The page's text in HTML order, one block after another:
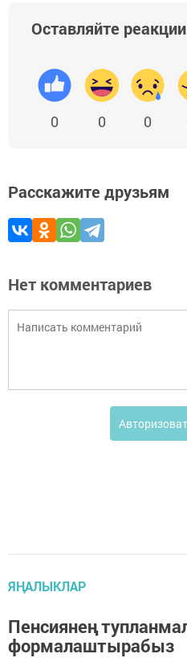
Оставляйте реакции
0 0 0
Расскажите друзьям
Нет комментариев
ЯҢАЛЫКЛАР
Пенсиянең
формалаштырабыз